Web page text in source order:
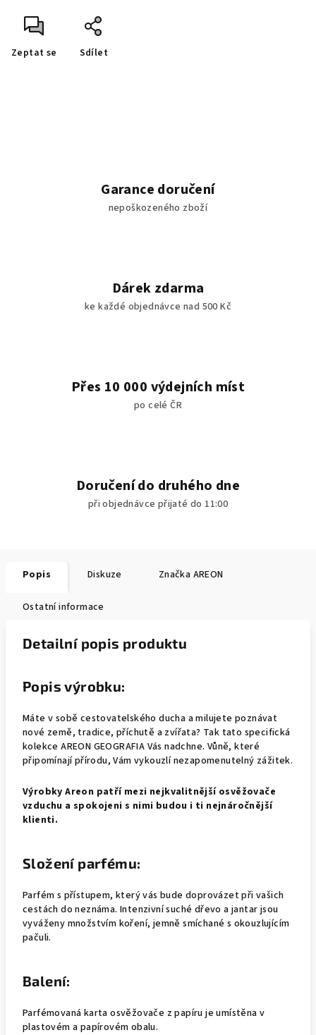
Zeptat se Sdílet
Garance doručení
nepoškozeného zboží
Dárek zdarma
ke každé objednávce nad 500 Kč
Přes 10 000 výdejních míst
po celé ČR
Doručení do druhého dne
při objednávce přijaté do 11:00
Popis Diskuze Značka AREON
Ostatní informace
Detailní popis produktu
Popis výrobku:
Máte v sobě cestovatelského ducha a milujete poznávat
nové země, tradice, příchutě a zvířata? Tak tato specifická
kolekce AREON GEOGRAFIA Vás nadchne. Vůně, které
připomínají přírodu, Vám vykouzlí nezapomenutelný zážitek.
Výrobky Areon patří mezi nejkvalitnější osvěžovače
vzduchu a spokojeni s nimi budou i ti nejnáročnější
klienti.
Složení parfému:
Parfém s přístupem, který vás bude doprovázet při vašich
cestách do neznáma. Intenzivní suché dřevo a jantar jsou
vyváženy množstvím koření, jemně smíchané s okouzlujícím
pačuli.
Balení:
Parfémovaná karta osvěžovače z papíru je umístěna v
plastovém a papírovém obalu.